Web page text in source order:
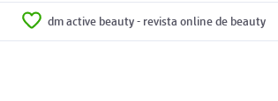
dm active beauty - revista online de beauty